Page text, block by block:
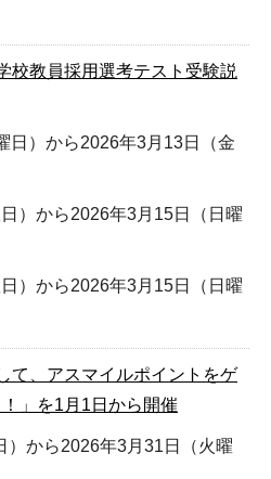
校教員採用選考テスト受験説
日）から2026年3月13日（金
）から2026年3月15日（日曜
）から2026年3月15日（日曜
て、アスマイルポイントをゲ
」を1月1日から開催
）から2026年3月31日（火曜